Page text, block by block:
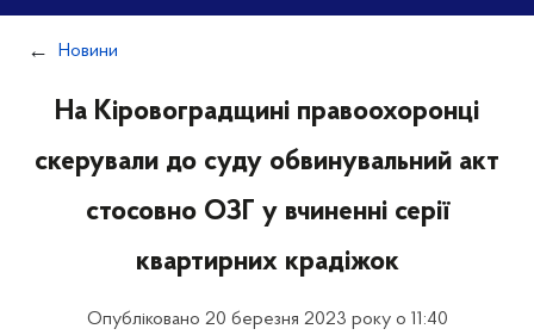
Новини
На Кіровоградщині правоохоронці
скерували до суду обвинувальний акт
стосовно ОЗГ у вчиненні серії
квартирних крадіжок
Опубліковано 20 березня 2023 року о 11:40